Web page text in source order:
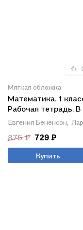
Мягкая обложка
Математика. 1
Рабочая тетрадь. В
частях. Часть 1
Евгения Бененсон,
875 ₽ 729 ₽
Купить